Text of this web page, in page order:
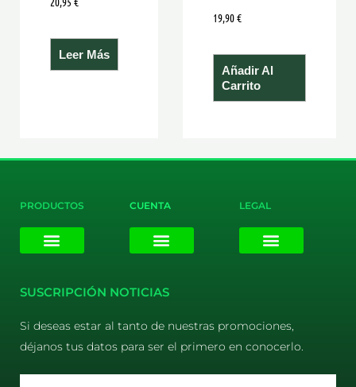
Leer Más
19,90€
Añadir Al
Carrito
PRODUCTOS CUENTA LEGAL
SUSCRIPCIÓN NOTICIAS
Si deseas estar al tanto de nuestras promociones,
déjanos tus datos para ser el primero en conocerlo.